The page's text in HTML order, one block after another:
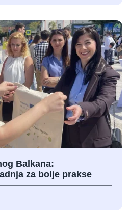
Balkana:
za bolje prakse